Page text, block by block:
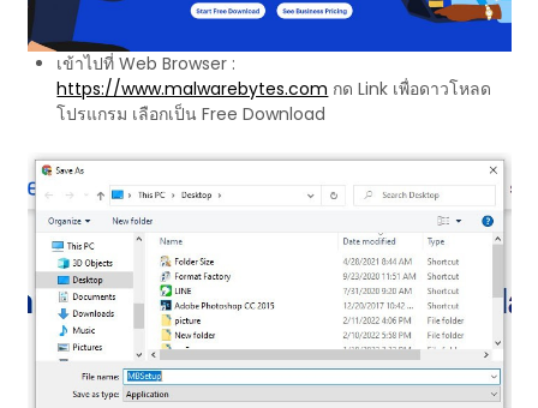
เข้าไปที่ Web Browser :
https://www.malwarebytes.com กด Link เพื่อดาวโหลด
โปรแกรม เลือกเป็น Free Download